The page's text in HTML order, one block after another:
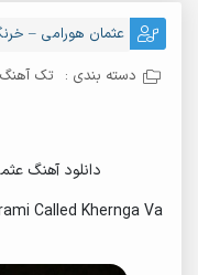
عثمان هورامی –
دسته بندی : تک آهنگ
دانلود آهنگ
Called Khernga Va